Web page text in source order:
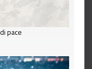
pace